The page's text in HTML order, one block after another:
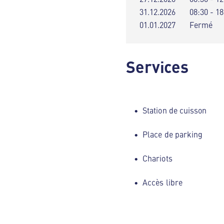
31.12.2026
08:30 -
01.01.2027
Fermé
Services
Station de cuisson
Place de parking
Chariots
Accès libre